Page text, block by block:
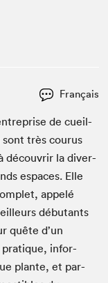
Français
de cueil­
très cou­rus
décou­vrir la diver­
espaces. Elle
appelé
débu­tants
quête d’un
pra­tique, infor­
plante, et par­